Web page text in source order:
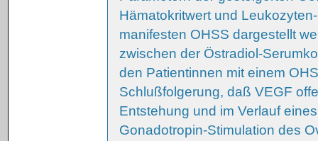
Hämatokritwert und
manifesten OHSS dargestellt
zwischen der Östradiol-
den Patientinnen mit einem
Schlußfolgerung, daß VEGF
Entstehung und im Verlauf
Gonadotropin-Stimulation des